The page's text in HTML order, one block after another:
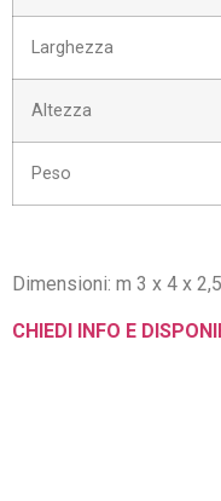
Larghezza
Altezza
Peso
Dimensioni: m 3 x 4 x
CHIEDI INFO E